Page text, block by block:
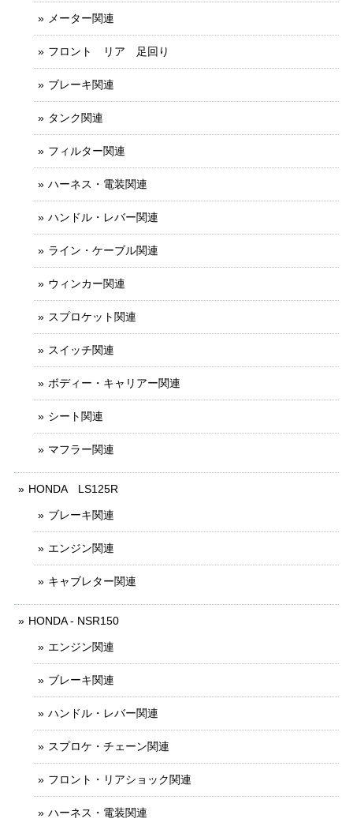
メーター関連
フロント リア 足回り
ブレーキ関連
タンク関連
フィルター関連
ハーネス・電装関連
ハンドル・レバー関連
ライン・ケーブル関連
ウィンカー関連
スプロケット関連
スイッチ関連
ボディー・キャリアー関連
シート関連
マフラー関連
HONDA LS125R
ブレーキ関連
エンジン関連
キャブレター関連
HONDA - NSR150
エンジン関連
ブレーキ関連
ハンドル・レバー関連
スプロケ・チェーン関連
フロント・リアショック関連
ハーネス・電装関連